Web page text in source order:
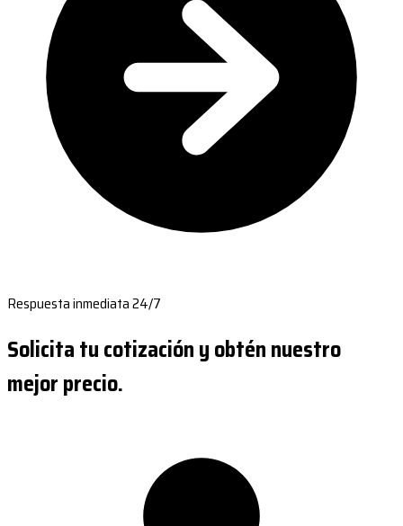
Respuesta inmediata 24/7
Solicita tu cotización y obtén nuestro
mejor precio.